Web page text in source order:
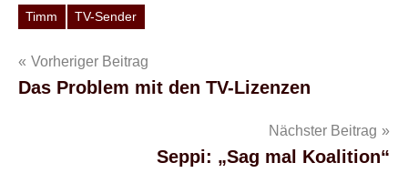
Schlagwörter
Timm TV-Sender
Beitragsnavigation
Vorheriger Beitrag
Das Problem mit den TV-Lizenzen
Nächster Beitrag
Seppi: „Sag mal Koalition“